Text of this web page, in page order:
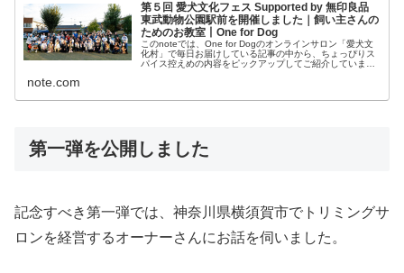
第５回 愛犬文化フェス Supported by 無印良品
東武動物公園駅前を開催しました｜飼い主さんの
ためのお教室丨One for Dog
このnoteでは、One for Dogのオンラインサロン「愛犬文
化村」で毎日お届けしている記事の中から、ちょっぴりス
パイス控えめの内容をピックアップしてご紹介していま
note.com
第一弾を公開しました
記念すべき第一弾では、神奈川県横須賀市でトリミングサ
ロンを経営するオーナーさんにお話を伺いました。